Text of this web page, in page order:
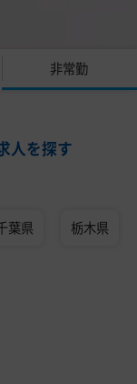
非常勤
人を探す
葉県 栃木県